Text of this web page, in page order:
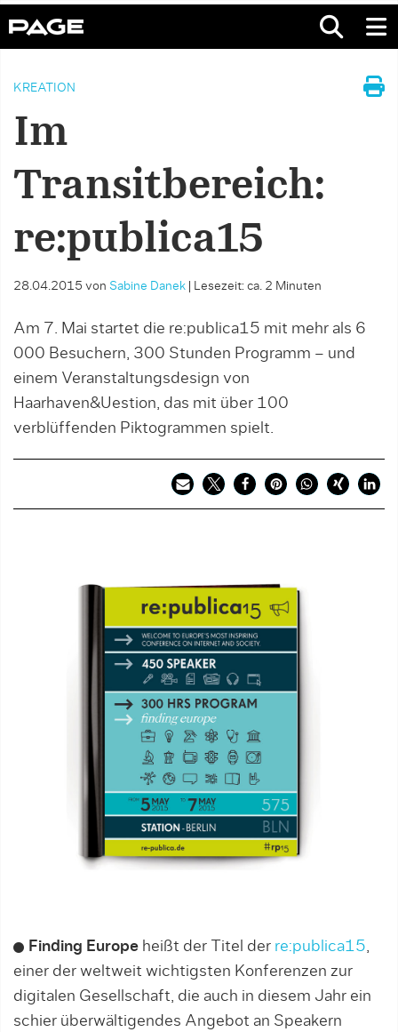
KREATION
Im
Transitbereich:
re:publica15
28.04.2015 von Sabine Danek Lesezeit: ca. 2 Minuten
Am 7. Mai startet die re:publica15 mit mehr als 6
000 Besuchern, 300 Stunden Programm – und
einem Veranstaltungsdesign von
Haarhaven&Uestion, das mit über 100
verblüffenden Piktogrammen spielt.
Finding Europe heißt der Titel der re:publica15
einer der weltweit wichtigsten Konferenzen zur
digitalen Gesellschaft, die auch in diesem Jahr ein
schier überwältigendes Angebot an Speakern